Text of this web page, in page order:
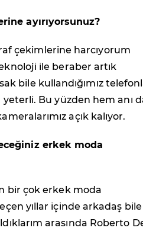
ayırıyorsunuz?
çekimlerine harcıyorum
ile beraber artık
bile kullandığımız
Bu yüzden hem anı
açık kalıyor.
erkek moda
bir çok erkek moda
yıllar içinde arkadaş bile
arasında Roberto